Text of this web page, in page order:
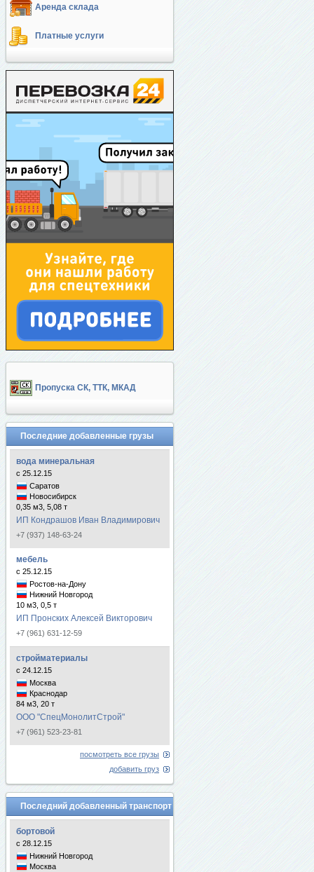
Аренда склада
Платные услуги
Пропуска СК, ТТК, МКАД
Последние добавленные грузы
вода минеральная
с 25.12.15
Саратов
Новосибирск
0,35 м3, 5,08 т
ИП Кондрашов Иван Владимирович
+7 (937) 148-63-24
мебель
с 25.12.15
Ростов-на-Дону
Нижний Новгород
10 м3, 0,5 т
ИП Пронских Алексей Викторович
+7 (961) 631-12-59
стройматериалы
с 24.12.15
Москва
Краснодар
84 м3, 20 т
ООО "СпецМонолитСтрой"
+7 (961) 523-23-81
посмотреть все грузы
добавить груз
Последний добавленный транспорт
бортовой
с 28.12.15
Нижний Новгород
Москва